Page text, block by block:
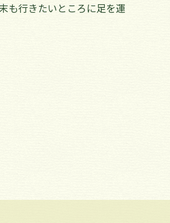
も行きたいところに足を運